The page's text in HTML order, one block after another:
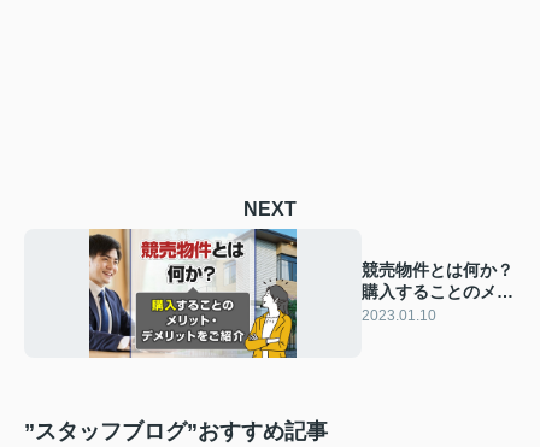
NEXT
競売物件とは何か？
購入することのメリ
ット・デメリットを
2023.01.10
”スタッフブログ”おすすめ記事